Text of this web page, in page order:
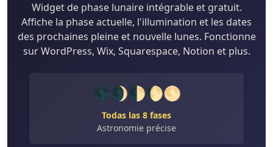
Widget de phase lunaire intégrable et gratuit.
Affiche la phase actuelle, l'illumination et les dates
des prochaines pleine et nouvelle lunes. Fonctionne
sur WordPress, Wix, Squarespace, Notion et plus.
🌑🌒🌓🌔🌕
Todas las 8 fases
Astronomie précise